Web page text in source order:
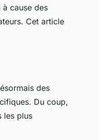
à cause des
Cet article
des
Du coup,
les plus